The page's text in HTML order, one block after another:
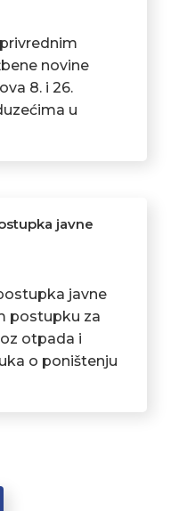
novine
8. i 26.
u
javne
javne
postupku za
otpada i
o poništenju